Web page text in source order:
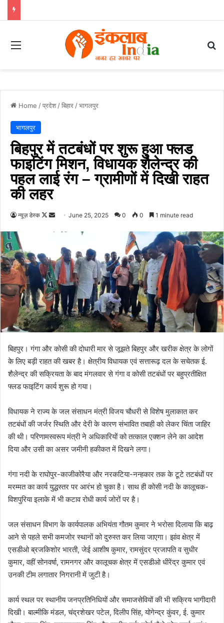
Menu
Home /प्रदेश /बिहार /भागलपुर
भागलपुर
बिहपुर में तटबंधों पर शुरू हुआ फ्लड
फाइटिंग मिशन, विधायक शैलेन्द्र की
पहल लाई रंग – ग्रामीणों में दिखी राहत
की लहर
न्यूज़ डेस्क
Follow
Send June 25, 2025 0 0 1 minute read
बिहपुर। गंगा और कोसी की दोधारी मार से जूझते बिहपुर और खरीक क्षेत्र के लोगों
के लिए बड़ी राहत की खबर है। क्षेत्रीय विधायक एवं सत्तारूढ़ दल के सचेतक ई.
शैलेन्द्र की सक्रियता के बाद मंगलवार से गंगा व कोसी तटबंधों पर बहुप्रतीक्षित
फ्लड फाइटिंग कार्य शुरू हो गया।
विधायक ने राज्य के जल संसाधन मंत्री विजय चौधरी से विशेष मुलाकात कर
तटबंधों की जर्जर स्थिति और देरी के कारण संभावित तबाही को लेकर चिंता जाहिर
की थी। परिणामस्वरूप मंत्री ने अधिकारियों को तत्काल एक्शन लेने का आदेश
दिया और उसी का असर जमीनी हकीकत में दिखने लगा।
गंगा नदी के राघोपुर-काजीकोरैया और नरकटिया-नन्हकार तक के टूटे तटबंधों पर
मरम्मत का कार्य युद्धस्तर पर आरंभ हो चुका है। साथ ही कोसी नदी के कालूचक-
विशपुरिया इलाके में भी कटाव रोधी कार्य जोरों पर है।
जल संसाधन विभाग के कार्यपालक अभियंता गौतम कुमार ने भरोसा दिलाया कि बाढ़
आने से पहले सभी कमजोर स्थानों को दुरुस्त कर लिया जाएगा। झांव क्षेत्र में
एसडीओ ब्रजकिशोर भारती, जेई आशीष कुमार, रामसुंदर प्रजापति व सुधीर
कुमार, वहीं सोनवर्षा, रामनगर और कालूचक क्षेत्र में एसडीओ धीरेंद्र कुमार एवं
उनकी टीम लगातार निगरानी में जुटी है।
कार्य स्थल पर स्थानीय जनप्रतिनिधियों और समाजसेवियों की भी सक्रिय भागीदारी
दिखी। बाल्मीकि मंडल, चंद्रशेखर पटेल, दिलीप सिंह, योगेन्द्र कुंवर, ई. कुमार